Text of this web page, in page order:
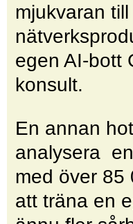
mjukvaran
egen AI-bott
konsult.
En annan
analysera
med över 85
att träna en